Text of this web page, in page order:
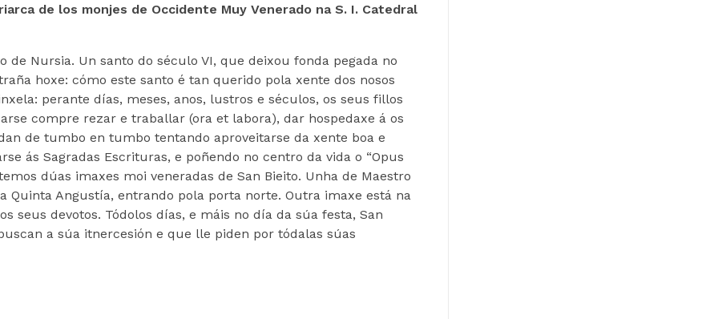
de los monjes de Occidente Muy Venerado na S. I. Catedral
de Nursia. Un santo do século VI, que deixou fonda pegada no
hoxe: cómo este santo é tan querido pola xente dos nosos
perante días, meses, anos, lustros e séculos, os seus fillos
compre rezar e traballar (ora et labora), dar hospedaxe á os
de tumbo en tumbo tentando aproveitarse da xente boa e
ás Sagradas Escrituras, e poñendo no centro da vida o “Opus
dúas imaxes moi veneradas de San Bieito. Unha de Maestro
Quinta Angustía, entrando pola porta norte. Outra imaxe está na
seus devotos. Tódolos días, e máis no día da súa festa, San
a súa itnercesión e que lle piden por tódalas súas